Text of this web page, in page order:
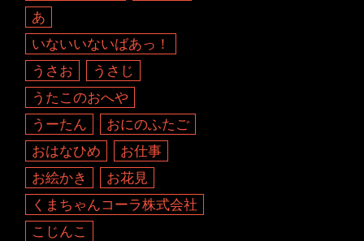
あ
いないいないばあっ！
うさお
うさじ
うたこのおへや
うーたん
おにのふたご
おはなひめ
お仕事
お絵かき
お花見
くまちゃんコーラ株式会社
こじんこ